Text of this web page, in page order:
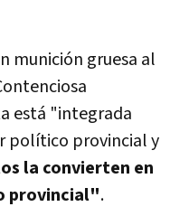
munición gruesa al
está "integrada
polí­tico provincial y
la convierten en
provincial".